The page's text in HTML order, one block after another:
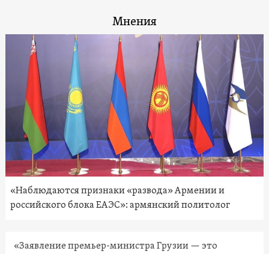
Мнения
«Наблюдаются признаки «развода» Армении и
российского блока ЕАЭС»: армянский политолог
«Заявление премьер-министра Грузии — это